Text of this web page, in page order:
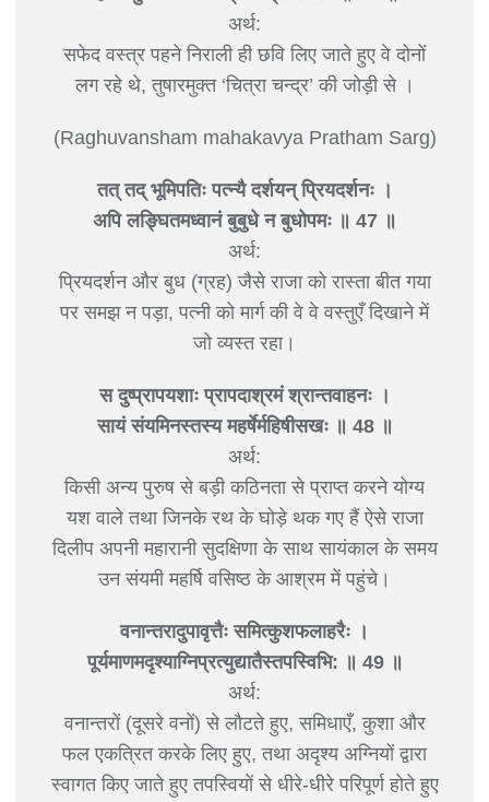
अर्थ:
सफेद वस्त्र पहने निराली ही छवि लिए जाते हुए वे दोनों
लग रहे थे, तुषारमुक्त ‘चित्रा चन्द्र’ की जोड़ी से ।
(Raghuvansham mahakavya Pratham Sarg)
तत् तद् भूमिपतिः पत्न्यै दर्शयन् प्रियदर्शनः ।
अपि लङ्घितमध्वानं बुबुधे न बुधोपमः ॥ 47 ॥
अर्थ:
प्रियदर्शन और बुध (ग्रह) जैसे राजा को रास्ता बीत गया
पर समझ न पड़ा, पत्नी को मार्ग की वे वे वस्तुएँ दिखाने में
जो व्यस्त रहा।
स दुष्प्रापयशाः प्रापदाश्रमं श्रान्तवाहनः ।
सायं संयमिनस्तस्य महर्षेर्महिषीसखः ॥ 48 ॥
अर्थ:
किसी अन्य पुरुष से बड़ी कठिनता से प्राप्त करने योग्य
यश वाले तथा जिनके रथ के घोड़े थक गए हैं ऐसे राजा
दिलीप अपनी महारानी सुदक्षिणा के साथ सायंकाल के समय
उन संयमी महर्षि वसिष्ठ के आश्रम में पहुंचे।
वनान्तरादुपावृत्तैः समित्कुशफलाहरैः ।
पूर्यमाणमदृश्याग्निप्रत्युद्यातैस्तपस्विभि: ॥ 49 ॥
अर्थ:
वनान्तरों (दूसरे वनों) से लौटते हुए, समिधाएँ, कुशा और
फल एकत्रित करके लिए हुए, तथा अदृश्य अग्नियों द्वारा
स्वागत किए जाते हुए तपस्वियों से धीरे-धीरे परिपूर्ण होते हुए